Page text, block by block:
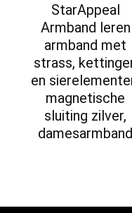
StarAppeal
Armband leren
armband met
strass,
en
magnetische
sluiting zilver,
damesarmband